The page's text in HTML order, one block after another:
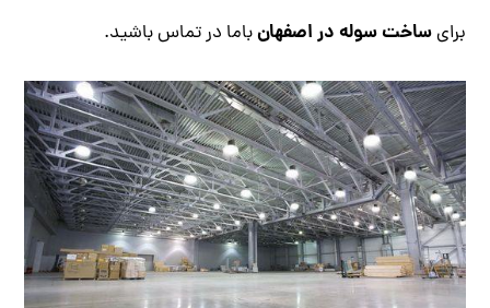
برایساخت سوله در اصفهانباما در تماس باشید.